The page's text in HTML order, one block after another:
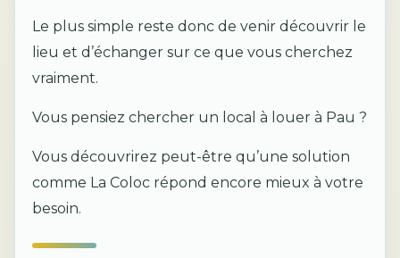
Le plus simple reste donc de venir découvrir le
lieu et d’échanger sur ce que vous cherchez
vraiment.
Vous pensiez chercher un local à louer à Pau ?
Vous découvrirez peut-être qu’une solution
comme La Coloc répond encore mieux à votre
besoin.